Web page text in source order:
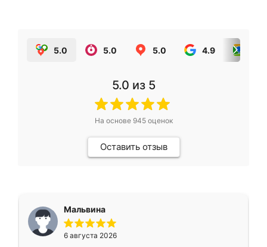
5.0 5.0 5.0 4.9
5.0 из 5
На основе 945оценок
Оставить отзыв
Мальвина
6 августа 2026